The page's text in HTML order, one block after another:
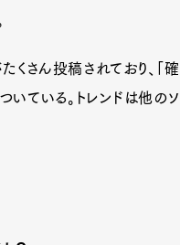
さん投稿されており、「確
いている。トレンドは他のソ